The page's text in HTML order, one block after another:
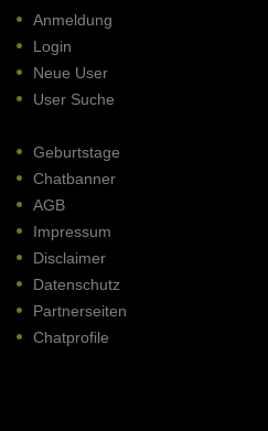
Anmeldung
Login
Neue User
User Suche
Geburtstage
Chatbanner
AGB
Impressum
Disclaimer
Datenschutz
Partnerseiten
Chatprofile